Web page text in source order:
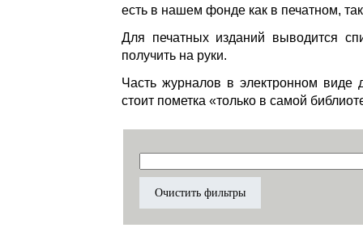
есть в нашем фонде как в печатном,
Для печатных изданий выводится
получить на руки.
Часть журналов в электронном виде
стоит пометка «только в самой